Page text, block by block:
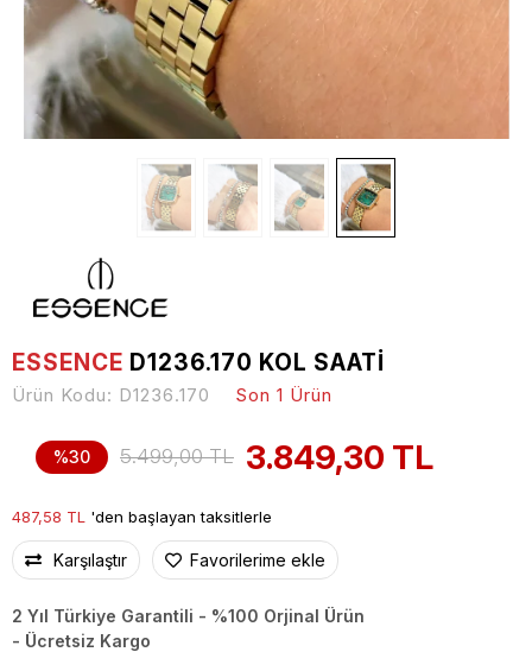
ESSENCE D1236.170 KOL SAATI
Ürün Kodu: D1236.170 Son 1 Ürün
%30 5.499,00 TL 3.849,30 TL
487,58 TL 'den başlayan taksitlerle
Karşılaştır Favorilerime ekle
2 Yıl Türkiye Garantili - %100 Orjinal Ürün
- Ücretsiz Kargo